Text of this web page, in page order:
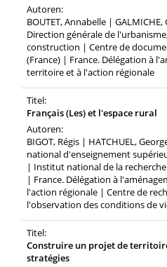
Autoren:
BOUTET, Annabelle |
Direction générale de
construction | Centre de
(France) | France. Délégation à
territoire et à l'action régionale
Titel:
Français (Les) et l'espace rural
Autoren:
BIGOT, Régis | HATCHUEL,
national d'enseignement
| Institut national de la
| France. Délégation à
l'action régionale | Centre de
l'observation des conditions de
Titel:
Construire un projet de
stratégies